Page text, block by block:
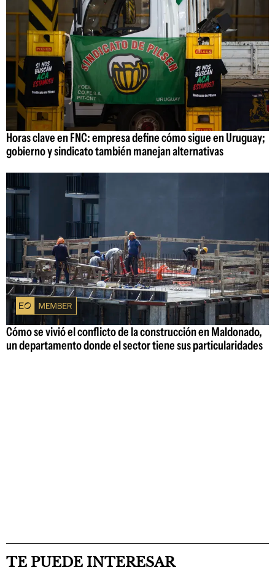
Horas clave en FNC: empresa define cómo sigue en Uruguay;
gobierno y sindicato también manejan alternativas
Cómo se vivió el conflicto de la construcción en Maldonado,
un departamento donde el sector tiene sus particularidades
TE PUEDE INTERESAR